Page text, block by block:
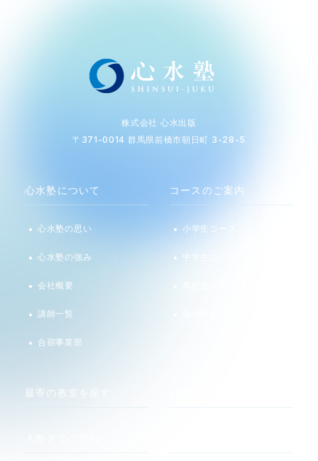
株式会社 心水出版
〒371-0014 群馬県前橋市朝日町 3-28-5
心水塾について
心水塾の思い
心水塾の強み
会社概要
講師一覧
合宿事業部
コースのご案内
小学生コース
中学生コース
最寄の教室を探す